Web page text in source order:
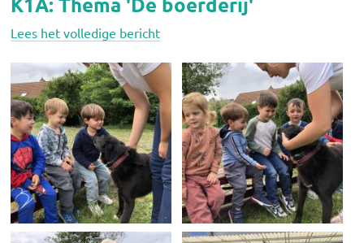
Lees het volledige bericht